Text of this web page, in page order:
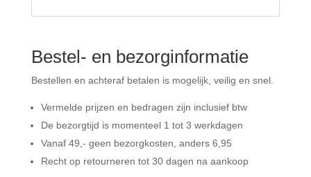
Bestel- en bezorginformatie
Bestellen en achteraf betalen is mogelijk, veilig en snel.
Vermelde prijzen en bedragen zijn inclusief btw
De bezorgtijd is momenteel 1 tot 3 werkdagen
Vanaf 49,- geen bezorgkosten, anders 6, 95
Recht op retourneren tot 30 dagen na aankoop